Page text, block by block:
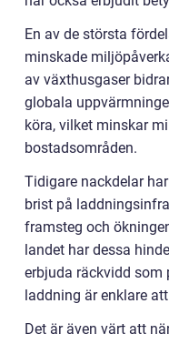
En av de största
minskade
av växthusgaser
globala
köra, vilket minskar
bostadsområden.
Tidigare nackdelar
brist på
framsteg och
landet har dessa
erbjuda räckvidd som
laddning är enklare
Det är även värt att